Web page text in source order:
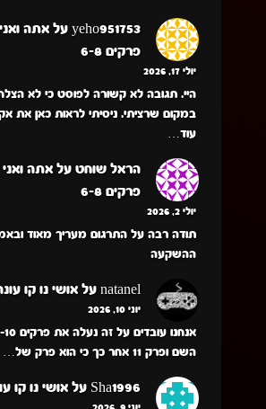
yeho951753 עלאתה
פרקים 6-8
יולי 17, 2026
היי. תגובה לא קשורה לפוסט כי לא
במקום שרציתי. ניסיתי לראות כאן את
עוד…
הראל שוחט עלאתה
פרקים 6-8
יולי 2, 2026
תודה רבה על התרגום מעריך מאוד
ההשקעה
natanel עלאושי נו קו עונה 3
יוני 10, 2026
השם ופרק 11 אחר כך כי הוא פרק של…
Sha1996 עלאושי נו קו עונה 3